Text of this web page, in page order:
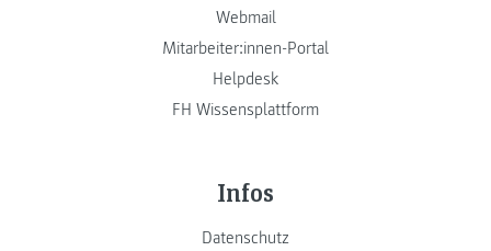
Webmail
Mitarbeiter:innen-Portal
Helpdesk
FH Wissensplattform
Infos
Datenschutz